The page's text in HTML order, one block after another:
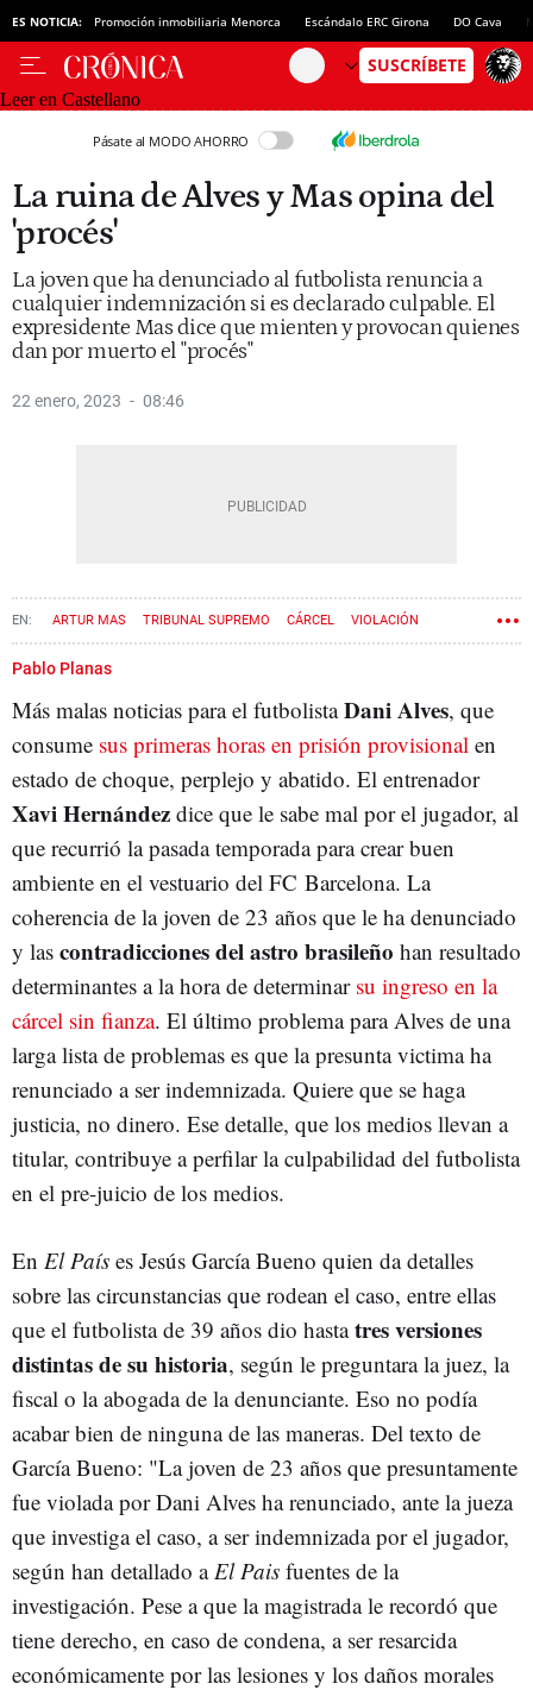
ES NOTICIA: Promoción inmobiliaria Menorca Escándalo ERC Girona DO Cava
Leer en Castellano
Pásate al MODO AHORRO
La ruina de Alves y Mas opina del
'procés'
La joven que ha denunciado al futbolista renuncia a
cualquier indemnización si es declarado culpable. El
expresidente Mas dice que mienten y provocan quienes
dan por muerto el "procés"
22 enero, 2023 08:46
ARTUR MAS TRIBUNAL SUPREMO CÁRCEL VIOLACIÓN
BRIANS 1 FRÍO
Pablo Planas
Más malas noticias para el futbolistaDani Alves, que
consume sus primeras horas en prisión provisional en
estado de choque, perplejo y abatido. El entrenador
Xavi Hernández dice que le sabe mal por el jugador, al
que recurrió la pasada temporada para crear buen
ambiente en el vestuario del FC Barcelona. La
coherencia de la joven de 23 años que le ha denunciado
y las contradicciones del astro brasileño han resultado
determinantes a la hora de determinar su ingreso en la
cárcel sin fianza. El último problema para Alves de una
larga lista de problemas es que la presunta victima ha
renunciado a ser indemnizada. Quiere que se haga
justicia, no dinero. Ese detalle, que los medios llevan a
titular, contribuye a perfilar la culpabilidad del futbolista
en el pre-juicio de los medios.
En El País es Jesús García Bueno quien da detalles
sobre las circunstancias que rodean el caso, entre ellas
que el futbolista de 39 años dio hastatres versiones
distintas de su historia, según le preguntara la juez, la
fiscal o la abogada de la denunciante. Eso no podía
acabar bien de ninguna de las maneras. Del texto de
García Bueno: "La joven de 23 años que presuntamente
fue violada por Dani Alves ha renunciado, ante la jueza
que investiga el caso, a ser indemnizada por el jugador,
según han detallado aEl Pais fuentes de la
investigación. Pese a que la magistrada le recordó que
tiene derecho, en caso de condena, a ser resarcida
económicamente por las lesiones y los daños morales